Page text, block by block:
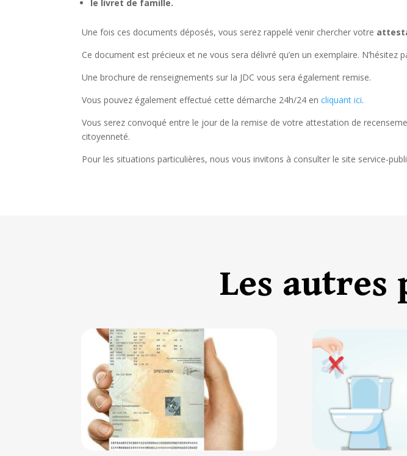
le livret de famille.
Une fois ces documents déposés, vous serez rappelé venir chercher votre
Ce document est précieux et ne vous sera délivré qu’en un exemplaire.
Une brochure de renseignements sur la JDC vous sera également remise.
Vous pouvez également effectué cette démarche 24h/24 encliquant ici.
Vous serez convoqué entre le jour de la remise de votre attestation de
citoyenneté.
Pour les situations particulières, nous vous invitons à consulter le site service-
Les autres